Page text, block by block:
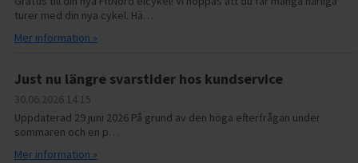
turer med din nya cykel. Hä…
Mer information »
Just nu längre svarstider hos kundservice
30.06.2026 14.15
Uppdaterad 29 juni 2026 På grund av den höga efterfrågan under
sommaren och en p…
Mer information »